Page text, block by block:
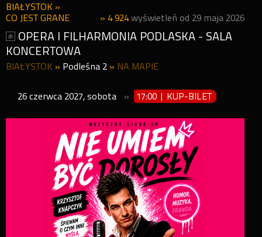
BIAŁYSTOK »
CO JEST GRANE
» 4 924wyświetleń od 29 maja 2026
OPERA I FILHARMONIA PODLASKA - SALA
KONCERTOWA
BIAŁYSTOK » Podleśna 2 » NA MAPIE
26 czerwca 2027, sobota » 17:00 | KUP-BILET